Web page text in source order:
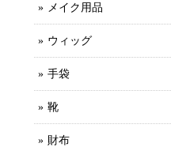
メイク用品
ウィッグ
手袋
靴
財布